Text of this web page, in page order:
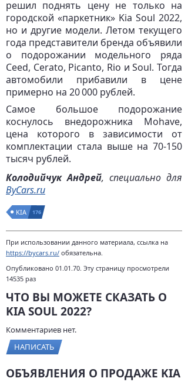
решил поднять цену не только на
городской «паркетник» Kia Soul 2022,
но и другие модели. Летом текущего
года представители бренда объявили
о подорожании модельного ряда
Ceed, Cerato, Picanto, Rio и Soul. Тогда
автомобили прибавили в цене
примерно на 20 000 рублей.
Самое большое подорожание
коснулось внедорожника Mohave,
цена которого в зависимости от
комплектации стала выше на 70-150
тысяч рублей.
Колодийчук Андрей, специально для
ByCars.ru
KIA 176
При использовании данного материала, ссылка на
https://bycars.ru/ обязательна.
Опубликовано 01.01.70. Эту страницу просмотрели
14535 раз
ЧТО ВЫ МОЖЕТЕ СКАЗАТЬ О
KIA SOUL 2022?
Комментариев нет.
НАПИСАТЬ
ОБЪЯВЛЕНИЯ О ПРОДАЖЕ KIA